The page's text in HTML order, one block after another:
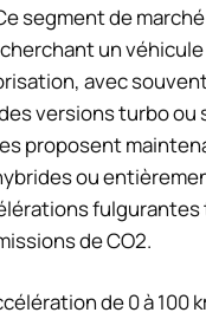
segment de
un véhicule
avec
versions turbo
proposent
ou
fulgurantes
de CO2.
de 0 à 100